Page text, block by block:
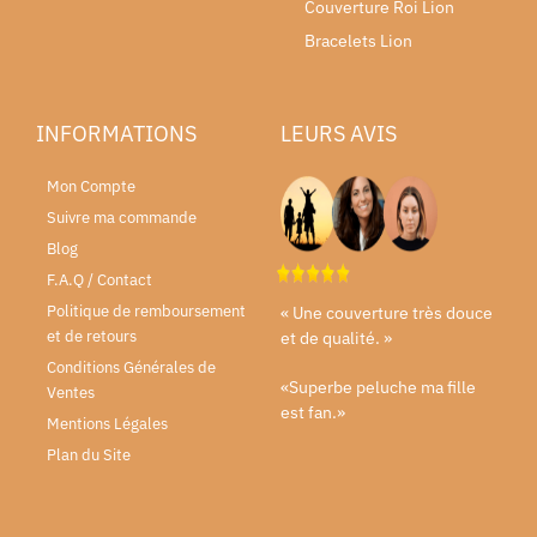
Couverture Roi Lion
Bracelets Lion
INFORMATIONS
Mon Compte
Suivre ma commande
Blog
F.A.Q / Contact
Politique de remboursement
et de retours
Conditions Générales de
Ventes
Mentions Légales
Plan du Site
LEURS AVIS
« Une couverture très douce
et de qualité. »
«Superbe peluche ma fille
est fan.»